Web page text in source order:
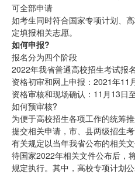
可全部申请
如考生同时符合国家专项计划、
定填报相关志愿。
如何申报?
报名分为四个阶段
2022年我省普通高校招生考试报
资格初审和网上申报：2021年11
资格审核和现场确认：11月13日
如何预审核?
为便于高校招生各项工作的统筹
提交相关申请，市、县两级招生
有关规定以当年我省公布的相关文
待国家2022年相关文件公布后，
规定执行。其中，高校专项计划